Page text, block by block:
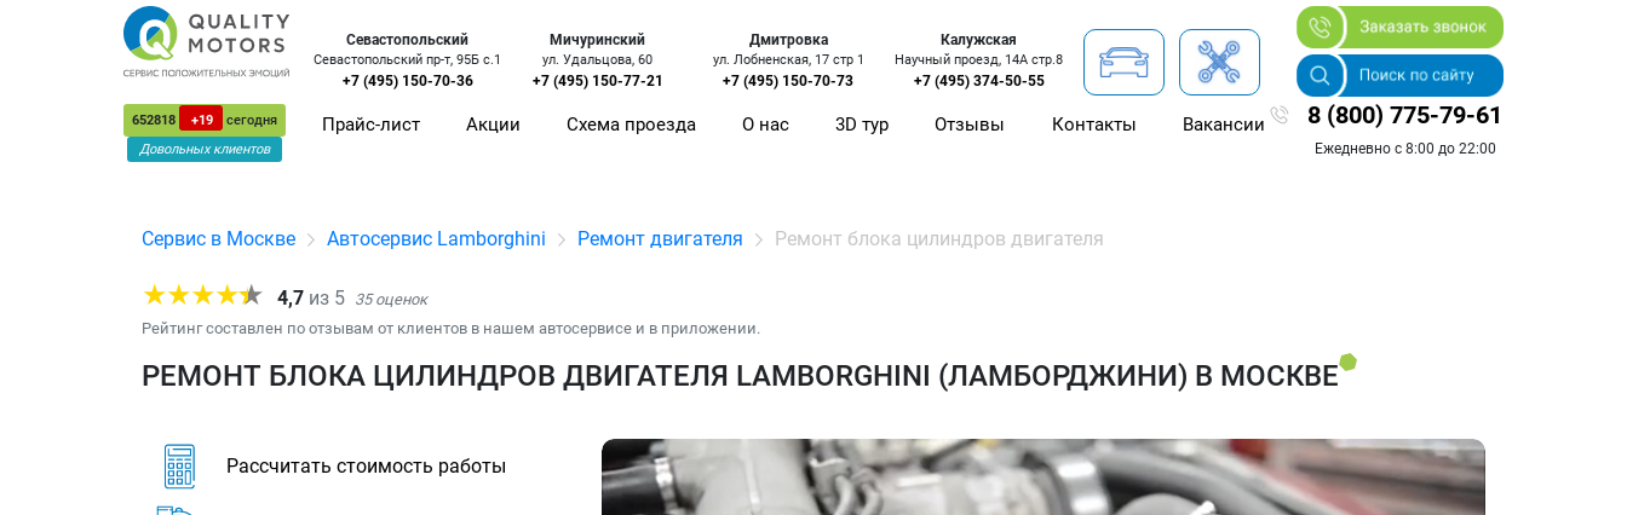
652818 +19
сегодня
Довольных клиентов
Севастопольский
Севастопольский пр-т, 95Б с.1
+7 (495) 150-70-36
Мичуринский
ул. Удальцова, 60
+7 (495) 150-77-21
Дмитровка
ул. Лобненская, 17 стр 1
+7 (495) 150-70-73
Калужская
Научный проезд, 14А стр.8
+7 (495) 374-50-55
Прайс-лист Акции Схема проезда О нас 3D тур Отзывы Контакты Вакансии 8 (800) 775-79-61
Ежедневно с 8:00 до 22:00
Сервис в Москве Автосервис Lamborghini Ремонт двигателя Ремонт блока цилиндров двигателя
4,7 из 5 35оценок
Рейтинг составлен по отзывам от клиентов в нашем автосервисе и в приложении.
РЕМОНТ БЛОКА ЦИЛИНДРОВ ДВИГАТЕЛЯ LAMBORGHINI (ЛАМБОРДЖИНИ) В МОСКВЕ
Рассчитать стоимость работы